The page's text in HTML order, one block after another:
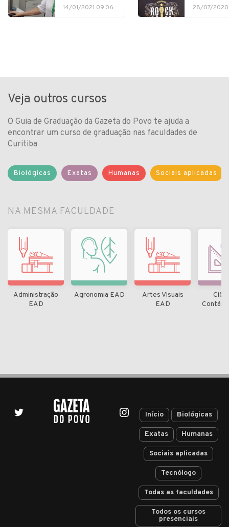
14/01/2021 09:06 28/07/2020
Veja outros cursos
O Guia de Graduação da Gazeta do Povo te ajuda a
encontrar um curso de graduação nas faculdades de
Curitiba
Biológicas Exatas Humanas Sociais aplicadas
NA MESMA FACULDADE
Administração
EAD
Agronomia EAD
Artes Visuais
EAD
Início Biológicas
Exatas Humanas
Sociais aplicadas
Tecnólogo
Todas as faculdades
Todos os cursos
presenciais